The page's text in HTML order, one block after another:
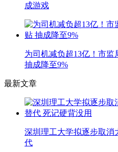
成游戏
为司机减负超13亿！市
抽成降至9%
最新文章
深圳理工大学拟逐步取
代